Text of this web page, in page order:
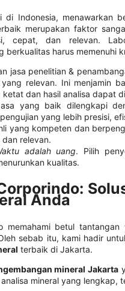
Indonesia, menawarkan
merupakan faktor
cepat, dan relevan.
berkualitas harus memenuhi
jasa penelitian &
relevan. Ini menjamin
dan hasil analisa dapat
yang baik dilengkapi
yang lebih presisi,
yang kompeten dan
relevan.
adalah uang. Pilih
kualitas.
Anda
memahami betul
sebab itu, kami hadir
terbaik di Jakarta.
mineral Jakarta
mineral yang lengkap,